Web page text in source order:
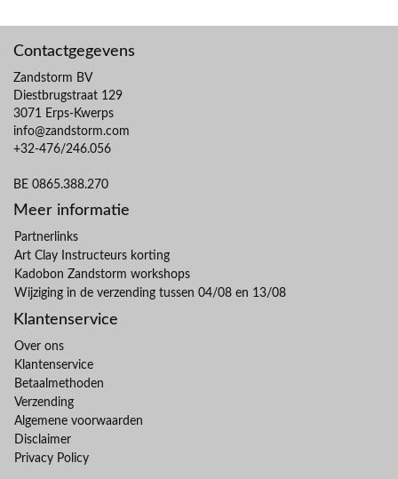
Contactgegevens
Zandstorm BV
Diestbrugstraat 129
3071 Erps-Kwerps
info@zandstorm.com
+32-476/246.056
BE 0865.388.270
Meer informatie
Partnerlinks
Art Clay Instructeurs korting
Kadobon Zandstorm workshops
Wijziging in de verzending tussen 04/08 en 13/08
Klantenservice
Over ons
Klantenservice
Betaalmethoden
Verzending
Algemene voorwaarden
Disclaimer
Privacy Policy